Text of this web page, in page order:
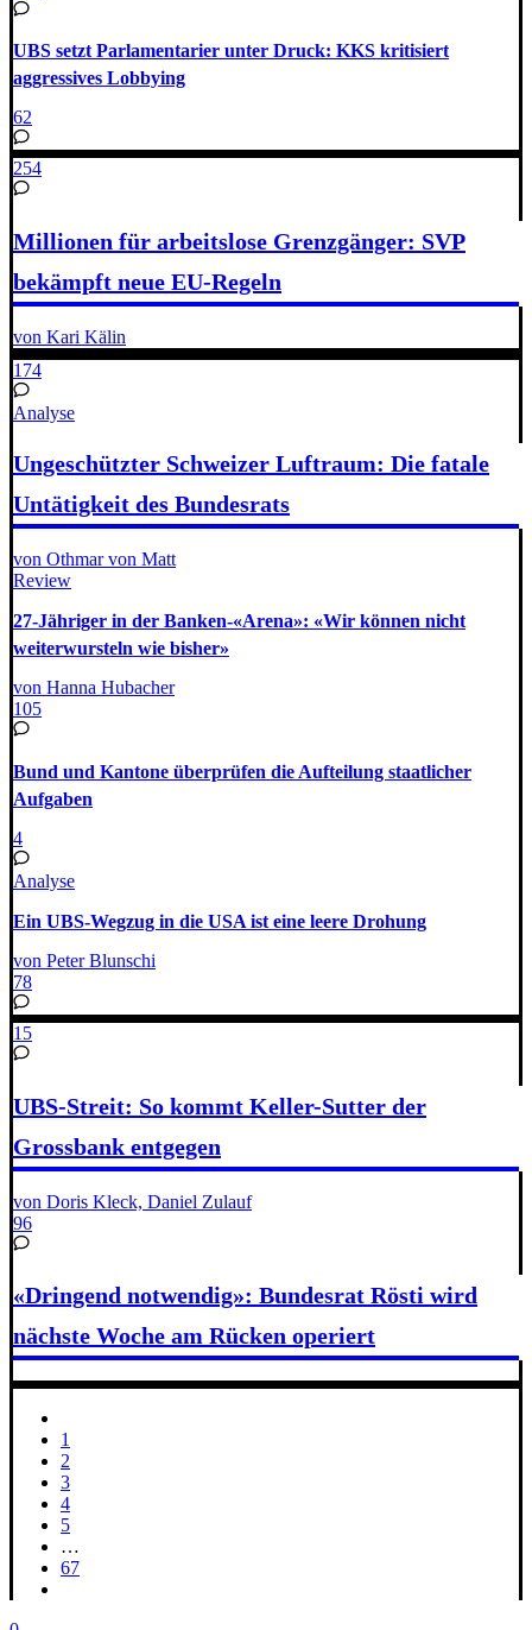
UBS setzt Parlamentarier unter Druck: KKS kritisiert
aggressives Lobbying
62
254
Millionen für arbeitslose Grenzgänger: SVP
bekämpft neue EU-Regeln
von Kari Kälin
174
Analyse
Ungeschützter Schweizer Luftraum: Die fatale
Untätigkeit des Bundesrats
von Othmar von Matt
Review
27-Jähriger in der Banken-«Arena»: «Wir können nicht
weiterwursteln wie bisher»
von Hanna Hubacher
105
Bund und Kantone überprüfen die Aufteilung staatlicher
Aufgaben
4
Analyse
Ein UBS-Wegzug in die USA ist eine leere Drohung
von Peter Blunschi
78
15
UBS-Streit: So kommt Keller-Sutter der
Grossbank entgegen
von Doris Kleck, Daniel Zulauf
96
«Dringend notwendig»: Bundesrat Rösti wird
nächste Woche am Rücken operiert
1
2
3
4
5
…
67